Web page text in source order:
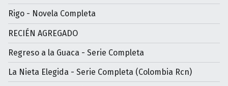
Rigo - Novela Completa
RECIÉN AGREGADO
Regreso a la Guaca - Serie Completa
La Nieta Elegida - Serie Completa (Colombia Rcn)